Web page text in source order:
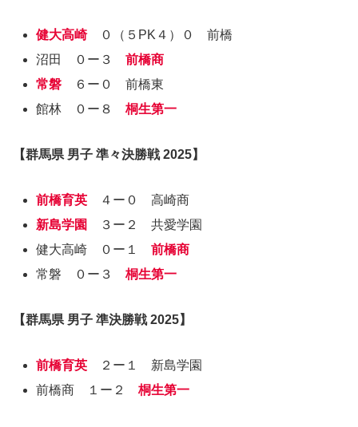
健大高崎０（５PK４）０ 前橋
沼田 ０ー３前橋商
常磐 ６ー０ 前橋東
館林 ０ー８桐生第一
【群馬県 男子 準々決勝戦 2025】
前橋育英 ４ー０ 高崎商
新島学園
３ー２ 共愛学園
健大高崎 ０ー１前橋商
常磐 ０ー３桐生第一
【群馬県 男子 準決勝戦 2025】
前橋育英 ２ー１ 新島学園
前橋商 １ー２桐生第一